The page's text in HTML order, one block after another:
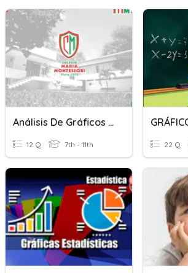
Análisis De Gráficos Estadísticos
12 Q 7th - 11th 22 Q